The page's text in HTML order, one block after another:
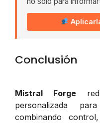
Conclusión
Mistral Forge
personalizada
combinando